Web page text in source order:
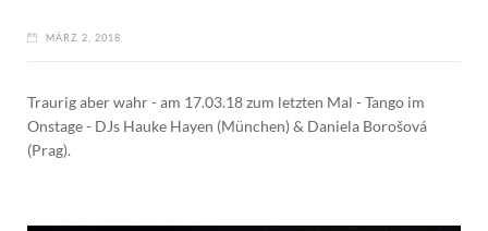
MÄRZ 2, 2018
Traurig aber wahr - am 17.03.18 zum letzten Mal - Tango im
Onstage - DJs Hauke Hayen (München) & Daniela Borošová
(Prag).